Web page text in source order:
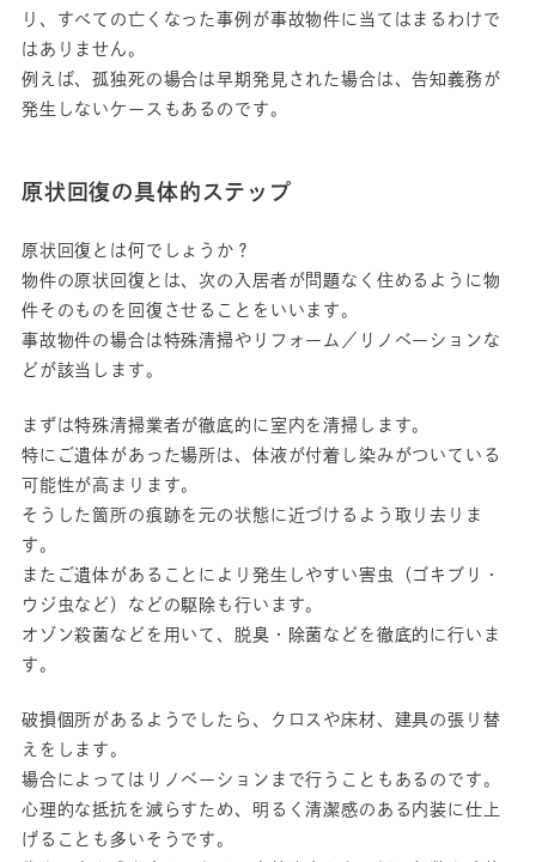
り、すべての亡くなった事例が事故物件に当てはまるわけで
はありません。
例えば、孤独死の場合は早期発見された場合は、告知義務が
発生しないケースもあるのです。
原状回復の具体的ステップ
原状回復とは何でしょうか？
物件の原状回復とは、次の入居者が問題なく住めるように物
件そのものを回復させることをいいます。
事故物件の場合は特殊清掃やリフォーム／リノベーションな
どが該当します。
まずは特殊清掃業者が徹底的に室内を清掃します。
特にご遺体があった場所は、体液が付着し染みがついている
可能性が高まります。
そうした箇所の痕跡を元の状態に近づけるよう取り去りま
す。
またご遺体があることにより発生しやすい害虫（ゴキブリ・
ウジ虫など）などの駆除も行います。
オゾン殺菌などを用いて、脱臭・除菌などを徹底的に行いま
す。
破損個所があるようでしたら、クロスや床材、建具の張り替
えをします。
場合によってはリノベーションまで行うこともあるのです。
心理的な抵抗を減らすため、明るく清潔感のある内装に仕上
げることも多いそうです。